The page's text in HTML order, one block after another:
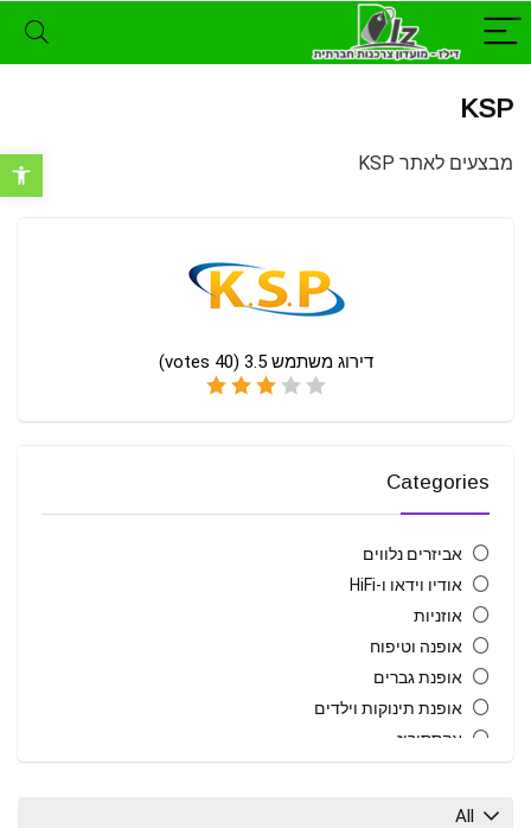
פתח
KSP
מבצעים לאתר KSP
דירוג משתמש3.5
(
40
Categories
אביזרים נלווים
אודיו וידאו ו-HiFi
אוזניות
אופנה וטיפוח
אופנת גברים
אופנת תינוקות וילדים
אקססוריז
All